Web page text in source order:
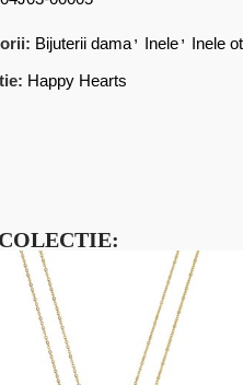
Bijuterii dama, Inele, Inele
Happy Hearts